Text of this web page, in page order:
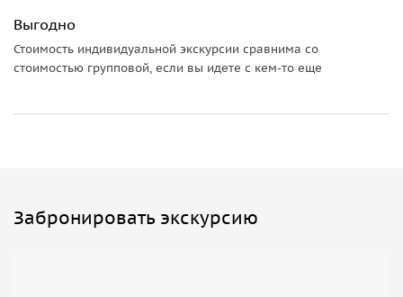
Выгодно
Стоимость индивидуальной экскурсии сравнима со
стоимостью групповой, если вы идете с кем-то еще
Забронировать экскурсию